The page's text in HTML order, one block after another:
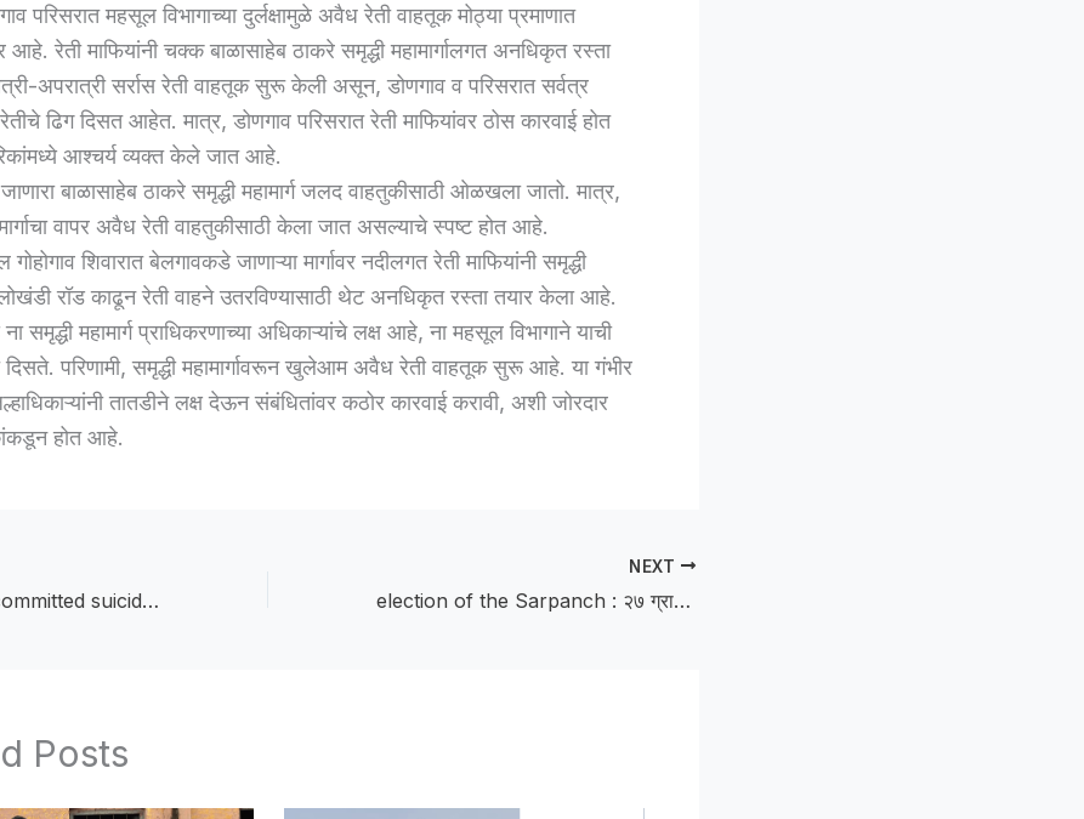
परिसरात महसूल विभागाच्या दुर्लक्षामुळे अवैध रेती वाहतूक मोठ्या प्रमाणात
आहे. रेती माफियांनी चक्क बाळासाहेब ठाकरे समृद्धी महामार्गालगत अनधिकृत रस्ता
अपरात्री सर्रास रेती वाहतूक सुरू केली असून, डोणगाव व परिसरात सर्वत्र
ढिग दिसत आहेत. मात्र, डोणगाव परिसरात रेती माफियांवर ठोस कारवाई होत
आश्चर्य व्यक्त केले जात आहे.
बाळासाहेब ठाकरे समृद्धी महामार्ग जलद वाहतुकीसाठी ओळखला जातो. मात्र,
वापर अवैध रेती वाहतुकीसाठी केला जात असल्याचे स्पष्ट होत आहे.
शिवारात बेलगावकडे जाणाऱ्या मार्गावर नदीलगत रेती माफियांनी समृद्धी
लोखंडी रॉड काढून रेती वाहने उतरविण्यासाठी थेट अनधिकृत रस्ता तयार केला आहे.
समृद्धी महामार्ग प्राधिकरणाच्या अधिकाऱ्यांचे लक्ष आहे, ना महसूल विभागाने याची
परिणामी, समृद्धी महामार्गावरून खुलेआम अवैध रेती वाहतूक सुरू आहे. या गंभीर
तातडीने लक्ष देऊन संबंधितांवर कठोर कारवाई करावी, अशी जोरदार
होत आहे.
married woman committed suicide :सासरचा जाच असह्य; गर्भवती विवाहितेची विहीरीत उडी घेऊन आत्महत्या
NEXT
election of the Sarpanch : २७ ग्रामपंचायतींमध्ये रंगणार थेट सरपंच निवडीचा रणसंग्राम
Posts